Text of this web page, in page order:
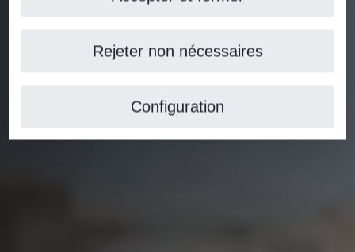
Rejeter non nécessaires
Configuration